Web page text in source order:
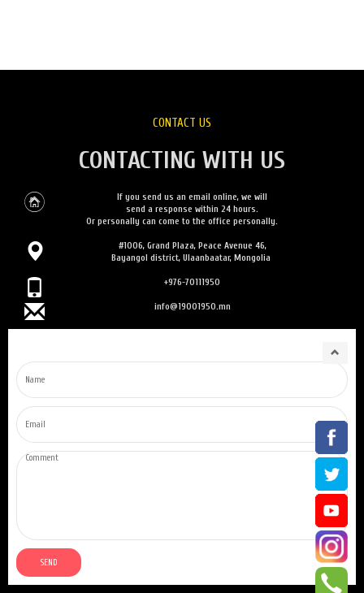
CONTACT US
CONTACTING WITH US
If you send us an email online, we will
send a response within 24 hours.
Or personally can come to the office personally.
#1006, Grand Plaza, Peace Avenue 46,
Bayangol district, Ulaanbaatar, Mongolia
+976-70111950
info@19001950.mn